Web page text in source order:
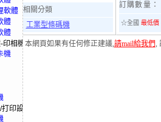
軟體
體
體
印相機
機
印設備
相關分類
工業型條碼機
訂購數量：
☆全國 最低價
本網頁如果有任何修正建議,請mail給我們,